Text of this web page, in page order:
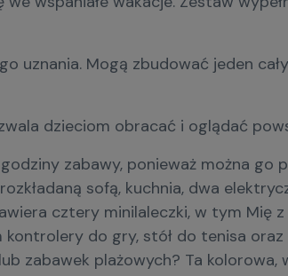
Mogą zbudować jeden
dzieciom obracać i oglądać
zabawy, ponieważ można
sofą, kuchnia, dwa
cztery minilaleczki, w tym Mię
do gry, stół do tenisa
plażowych? Ta